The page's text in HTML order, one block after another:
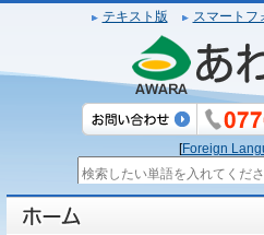
テキスト版 スマートフ
[Foreign